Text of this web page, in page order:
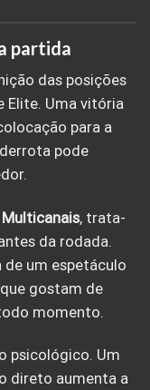
partida
das posições
Elite. Uma vitória
para a
pode
Multicanais, trata-
da rodada.
de um espetáculo
gostam de
momento.
psicológico. Um
direto aumenta a